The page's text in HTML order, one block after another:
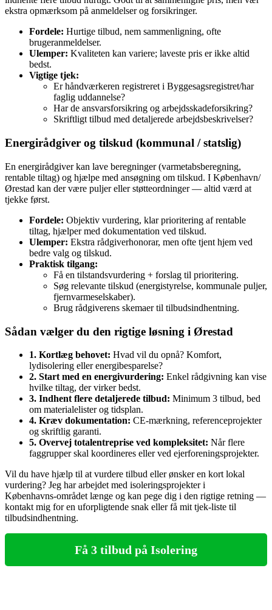
ekstra opmærksom på anmeldelser og forsikringer.
Fordele: Hurtige tilbud, nem sammenligning, ofte
brugeranmeldelser.
Ulemper: Kvaliteten kan variere; laveste pris er ikke altid
bedst.
Vigtige tjek:
Er håndværkeren registreret i Byggesagsregistret/har
faglig uddannelse?
Har de ansvarsforsikring og arbejdsskadeforsikring?
Skriftligt tilbud med detaljerede arbejdsbeskrivelser?
Energirådgiver og tilskud (kommunal / statslig)
En energirådgiver kan lave beregninger (varmetabsberegning,
rentable tiltag) og hjælpe med ansøgning om tilskud. I København/
Ørestad kan der være puljer eller støtteordninger — altid værd at
tjekke først.
Fordele: Objektiv vurdering, klar prioritering af rentable
tiltag, hjælper med dokumentation ved tilskud.
Ulemper: Ekstra rådgiverhonorar, men ofte tjent hjem ved
bedre valg og tilskud.
Praktisk tilgang:
Få en tilstandsvurdering + forslag til prioritering.
Søg relevante tilskud (energistyrelse, kommunale puljer,
fjernvarmeselskaber).
Brug rådgiverens skemaer til tilbudsindhentning.
Sådan vælger du den rigtige løsning i Ørestad
1. Kortlæg behovet: Hvad vil du opnå? Komfort,
lydisolering eller energibesparelse?
2. Start med en energivurdering: Enkel rådgivning kan vise
hvilke tiltag, der virker bedst.
3. Indhent flere detaljerede tilbud: Minimum 3 tilbud, bed
om materialelister og tidsplan.
4. Kræv dokumentation: CE‑mærkning, referenceprojekter
og skriftlig garanti.
5. Overvej totalentreprise ved kompleksitet: Når flere
faggrupper skal koordineres eller ved ejerforeningsprojekter.
Vil du have hjælp til at vurdere tilbud eller ønsker en kort lokal
vurdering? Jeg har arbejdet med isoleringsprojekter i
Københavns‑området længe og kan pege dig i den rigtige retning —
kontakt mig for en uforpligtende snak eller få mit tjek‑liste til
tilbudsindhentning.
Få 3 tilbud på Isolering